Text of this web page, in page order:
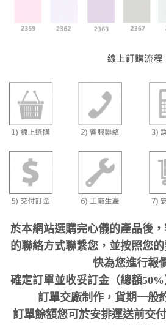
於本網站選購完心儀的產品後
的聯絡方式聯繫您，並按照您
快為您進行報
確定訂單並收妥訂金（總額
訂單交廠制作，貨期一般
訂單餘額您可於安排運送前交